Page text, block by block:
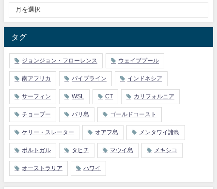
タグ
ジョンジョン・フローレンス ウェイブプール
南アフリカ パイプライン インドネシア
サーフィン WSL CT カリフォルニア
チョープー バリ島 ゴールドコースト
ケリー・スレーター オアフ島 メンタワイ諸島
ポルトガル タヒチ マウイ島 メキシコ
オーストラリア ハワイ